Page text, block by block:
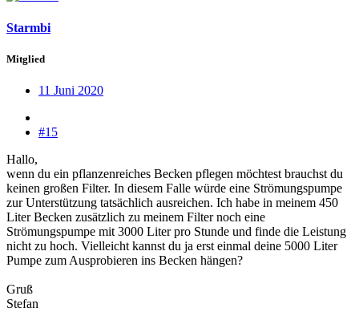
Starmbi
Mitglied
11 Juni 2020
#15
Hallo,
wenn du ein pflanzenreiches Becken pflegen möchtest brauchst du
keinen großen Filter. In diesem Falle würde eine Strömungspumpe
zur Unterstützung tatsächlich ausreichen. Ich habe in meinem 450
Liter Becken zusätzlich zu meinem Filter noch eine
Strömungspumpe mit 3000 Liter pro Stunde und finde die Leistung
nicht zu hoch. Vielleicht kannst du ja erst einmal deine 5000 Liter
Pumpe zum Ausprobieren ins Becken hängen?
Gruß
Stefan